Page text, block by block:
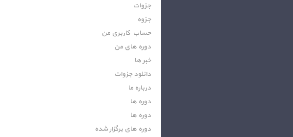
جزوات
جزوه
حساب کاربری من
دوره های من
خبر ها
دانلود جزوات
درباره ما
دوره ها
دوره ها
دوره های برگزار شده